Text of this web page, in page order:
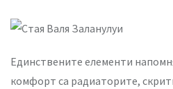
Единствените елементи
комфорт са радиаторите,